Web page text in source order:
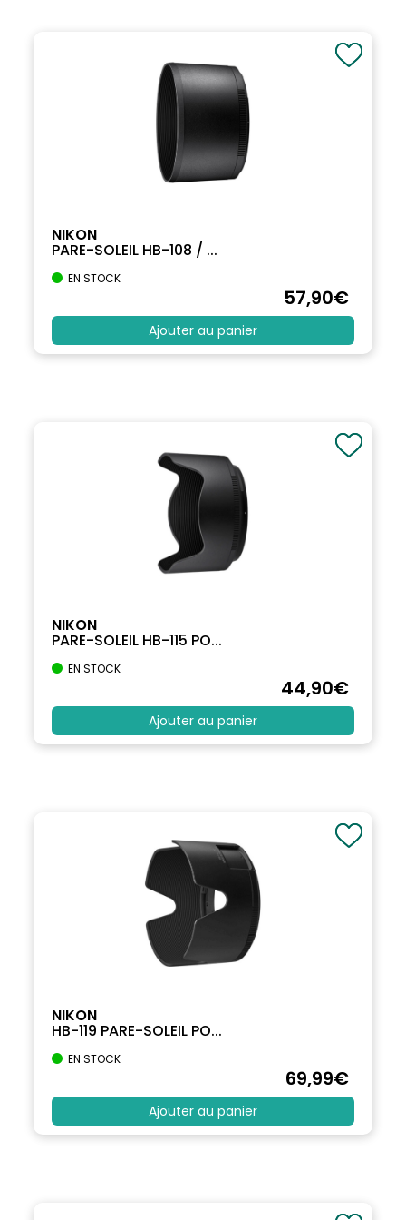
NIKON
PARE-SOLEIL HB-108 / ...
EN STOCK
57,90€
Ajouter au panier
NIKON
PARE-SOLEIL HB-115 PO...
EN STOCK
44,90€
Ajouter au panier
NIKON
HB-119 PARE-SOLEIL PO...
EN STOCK
69,99€
Ajouter au panier